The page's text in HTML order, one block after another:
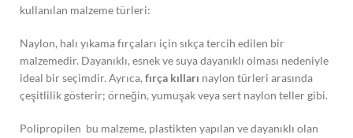
kullanılan malzeme türleri:
Naylon, halı yıkama fırçaları için sıkça tercih edilen bir
malzemedir. Dayanıklı, esnek ve suya dayanıklı olması nedeniyle
ideal bir seçimdir. Ayrıca, fırça kılları naylon türleri arasında
çeşitlilik gösterir; örneğin, yumuşak veya sert naylon teller gibi.
Polipropilen bu malzeme, plastikten yapılan ve dayanıklı olan